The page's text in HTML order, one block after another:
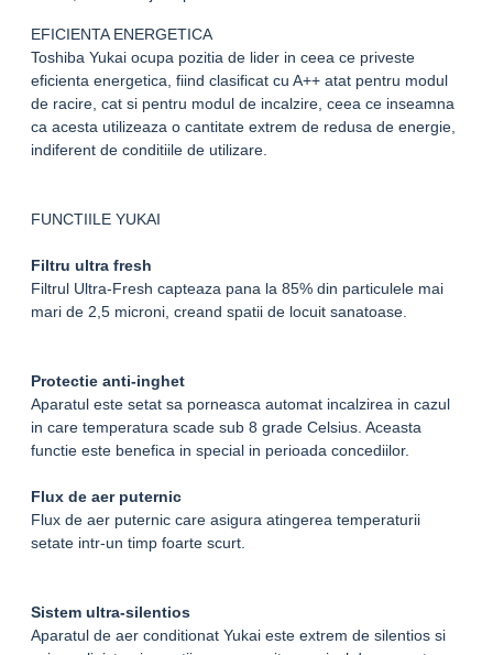
EFICIENTA ENERGETICA
Toshiba Yukai ocupa pozitia de lider in ceea ce priveste
eficienta energetica, fiind clasificat cu A++ atat pentru modul
de racire, cat si pentru modul de incalzire, ceea ce inseamna
ca acesta utilizeaza o cantitate extrem de redusa de energie,
indiferent de conditiile de utilizare.
FUNCTIILE YUKAI
Filtru ultra fresh
Filtrul Ultra-Fresh capteaza pana la 85% din particulele mai
mari de 2,5 microni, creand spatii de locuit sanatoase.
Protectie anti-inghet
Aparatul este setat sa porneasca automat incalzirea in cazul
in care temperatura scade sub 8 grade Celsius. Aceasta
functie este benefica in special in perioada concediilor.
Flux de aer puternic
Flux de aer puternic care asigura atingerea temperaturii
setate intr-un timp foarte scurt.
Sistem ultra-silentios
Aparatul de aer conditionat Yukai este extrem de silentios si